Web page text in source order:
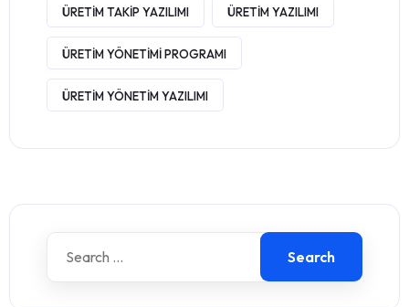
ÜRETIM TAKIP YAZILIMI ÜRETIM YAZILIMI
ÜRETIM YÖNETIMI PROGRAMI
ÜRETIM YÖNETIM YAZILIMI
Search